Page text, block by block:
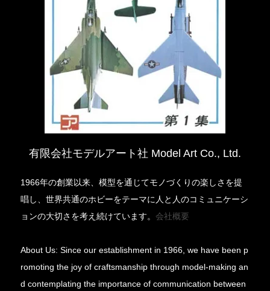
有限会社モデルアート社 Model Art Co., Ltd.
1966年の創業以来、模型を通じてモノづくりの楽しさを提
唱し、世界共通のホビーをテーマに人と人のコミュニケーシ
ョンの大切さを考え続けています。会社概要
About Us: Since our establishment in 1966, we have been p
romoting the joy of craftsmanship through model-making an
d contemplating the importance of communication between